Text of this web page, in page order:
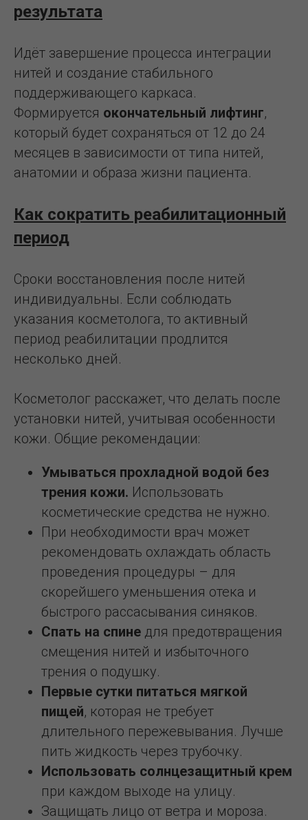
результата
Идёт завершение процесса интеграции
нитей и создание стабильного
поддерживающего каркаса.
Формируется окончательный лифтинг,
который будет сохраняться от 12 до 24
месяцев в зависимости от типа нитей,
анатомии и образа жизни пациента.
Как сократить реабилитационный
период
Сроки восстановления после нитей
индивидуальны. Если соблюдать
указания косметолога, то активный
период реабилитации продлится
несколько дней.
Косметолог расскажет, что делать после
установки нитей, учитывая особенности
кожи. Общие рекомендации:
Умываться прохладной водой без
трения кожи. Использовать
косметические средства не нужно.
При необходимости врач может
рекомендовать охлаждать область
проведения процедуры – для
скорейшего уменьшения отека и
быстрого рассасывания синяков.
Спать на спине для предотвращения
смещения нитей и избыточного
трения о подушку.
Первые сутки питаться мягкой
пищей, которая не требует
длительного пережевывания. Лучше
пить жидкость через трубочку.
Использовать солнцезащитный крем
при каждом выходе на улицу.
Защищать лицо от ветра и мороза.